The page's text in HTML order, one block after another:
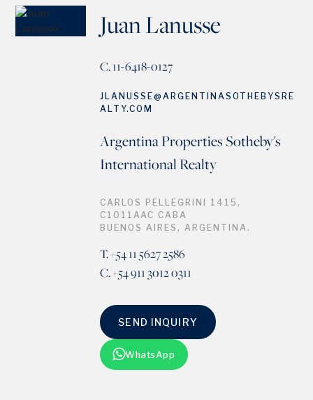
Juan Lanusse
C. 11-6418-0127
JLANUSSE@ARGENTINASOTHEBYSRE
ALTY.COM
Argentina Properties Sotheby's
International Realty
CARLOS PELLEGRINI 1415,
C1011AAC CABA
BUENOS AIRES, ARGENTINA.
T. +54 11 5627 2586
C. +54 911 3012 0311
SEND INQUIRY
WhatsApp